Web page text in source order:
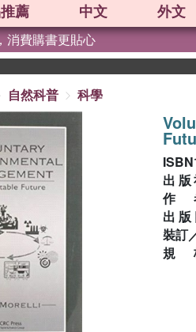
推薦 中文 外文
消費購書更貼心
自然科普 科學
出版
作
出版
裝訂
規